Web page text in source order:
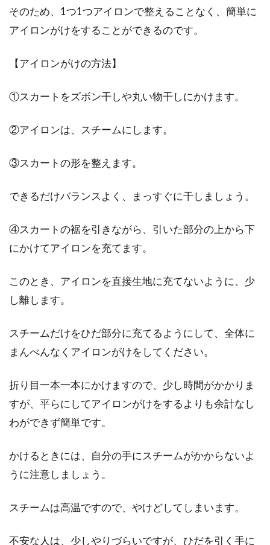
そのため、1つ1つアイロンで整えることなく、簡単に
アイロンがけをすることができるのです。
【アイロンがけの方法】
①スカートをズボン干しや丸い物干しにかけます。
②アイロンは、スチームにします。
③スカートの形を整えます。
できるだけバランスよく、まっすぐに干しましょう。
④スカートの裾を引きながら、引いた部分の上から下
にかけてアイロンを充てます。
このとき、アイロンを直接生地に充てないように、少
し離します。
スチームだけをひだ部分に充てるようにして、全体に
まんべんなくアイロンがけをしてください。
折り目一本一本にかけますので、少し時間がかかりま
すが、平らにしてアイロンがけをするよりも余計なし
わができず簡単です。
かけるときには、自分の手にスチームがかからないよ
うに注意しましょう。
スチームは高温ですので、やけどしてしまいます。
不安な人は、少しやりづらいですが、ひだを引く手に